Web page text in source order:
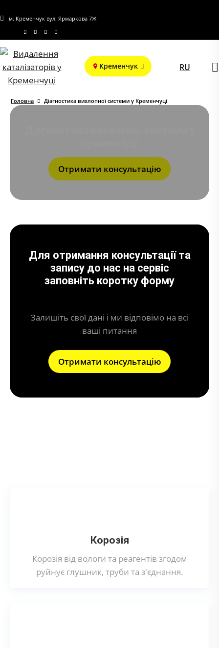
м. Кременчук вул. Ярмаркова 7Ж
Кременчук RU
Головна Діагностика вихлопної системи у Кременчуці
Отримати консультацію
Для отримання консультації та
запису до нас на сервіс
заповніть коротку форму
Залишіть свої дані і ми відповімо на всі
ваші питання
Отримати консультацію
Корозія
Корозія від вологи та реагентів згодом
руйнує глушник, труби та з'єднання.